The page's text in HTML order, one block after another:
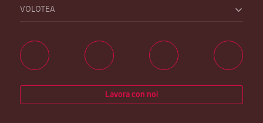
VOLOTEA
Lavora con noi